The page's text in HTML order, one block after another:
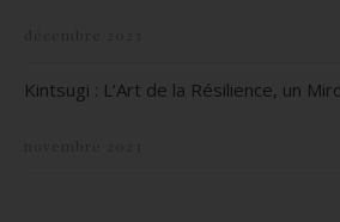
Kintsugi : L’Art de la Résilience, un